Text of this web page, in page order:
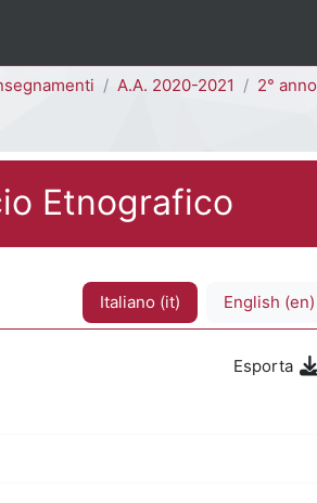
A.A. 2020-2021 2° anno
Etnografico
Italiano ‎(it)‎ English ‎(en)‎
Esporta